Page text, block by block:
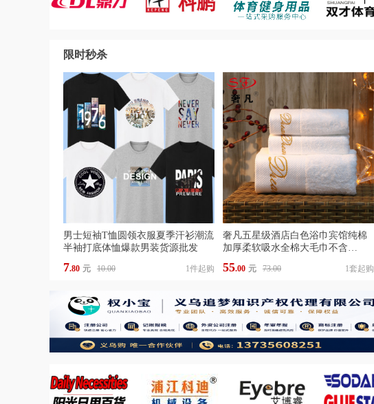
限时秒杀
男士短袖T恤圆领衣服夏季汗衫潮流
半袖打底体恤爆款男装货源批发
7.80 元 10.00 1件起购
奢凡五星级酒店白色浴巾宾馆纯棉
加厚柔软吸水全棉大毛巾不含
55.00 元 73.00 1套起购